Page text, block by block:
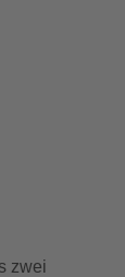
zwei